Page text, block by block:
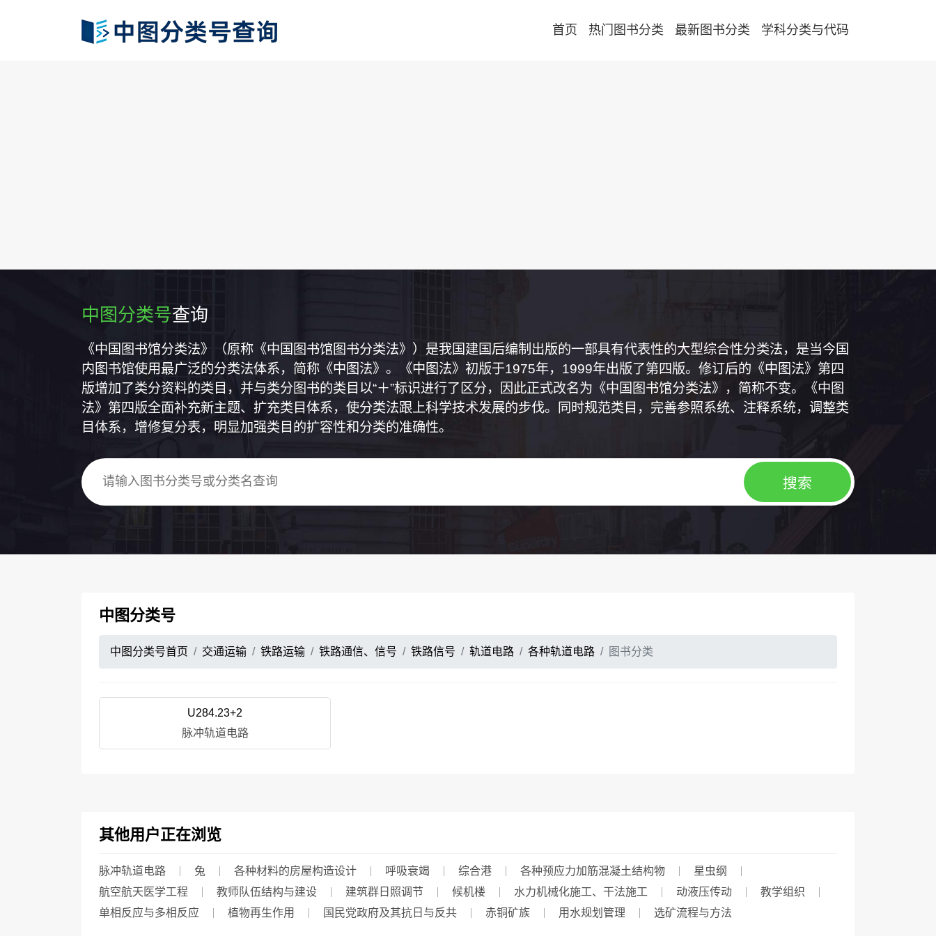
首页 热门图书分类 最新图书分类 学科分类与代码
中图分类号查询
《中国图书馆分类法》（原称《中国图书馆图书分类法》）是我国建国后编制出版的一部具有代表性的大型综合性分类法，是当今国
内图书馆使用最广泛的分类法体系，简称《中图法》。《中图法》初版于1975年，1999年出版了第四版。修订后的《中图法》第四
版增加了类分资料的类目，并与类分图书的类目以“＋”标识进行了区分，因此正式改名为《中国图书馆分类法》，简称不变。《中图
法》第四版全面补充新主题、扩充类目体系，使分类法跟上科学技术发展的步伐。同时规范类目，完善参照系统、注释系统，调整类
目体系，增修复分表，明显加强类目的扩容性和分类的准确性。
中图分类号
中图分类号首页 交通运输 铁路运输 铁路通信、信号 铁路信号 轨道电路 各种轨道电路 图书分类
U284.23+2
脉冲轨道电路
其他用户正在浏览
脉冲轨道电路 兔 各种材料的房屋构造设计 呼吸衰竭 综合港 各种预应力加筋混凝土结构物
星虫纲
航空航天医学工程
教师队伍结构与建设 建筑群日照调节 候机楼 水力机械化施工、干法施工 动液压传动
教学组织
单相反应与多相反应
植物再生作用 国民党政府及其抗日与反共 赤铜矿族 用水规划管理 选矿流程与方法